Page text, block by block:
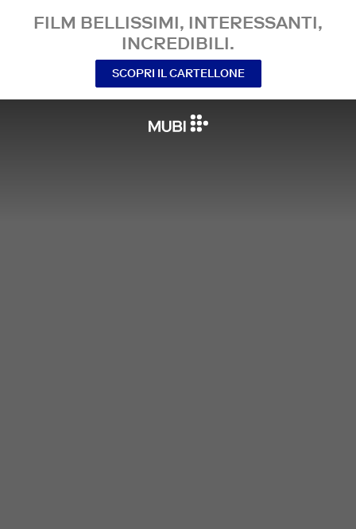
FILM BELLISSIMI, INTERESSANTI,
INCREDIBILI.
SCOPRI IL CARTELLONE